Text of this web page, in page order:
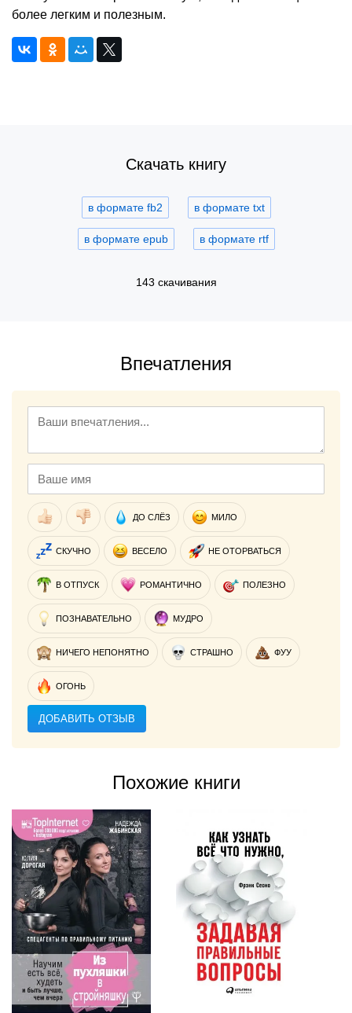
более легким и полезным.
Скачать книгу
в формате fb2 в формате txt
в формате epub в формате rtf
143 скачивания
Впечатления
ДО СЛЁЗ МИЛО
СКУЧНО ВЕСЕЛО НЕ ОТОРВАТЬСЯ
В ОТПУСК РОМАНТИЧНО ПОЛЕЗНО
ПОЗНАВАТЕЛЬНО МУДРО
НИЧЕГО НЕПОНЯТНО СТРАШНО ФУУ
ОГОНЬ
ДОБАВИТЬ ОТЗЫВ
Похожие книги